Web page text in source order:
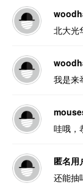
北大光
我是来
哇哦，
匿名用
还能抽